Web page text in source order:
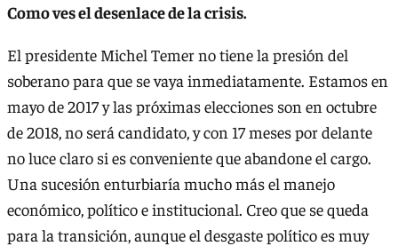
Como ves el desenlace de la crisis.
El presidente Michel Temer no tiene la presión del
soberano para que se vaya inmediatamente. Estamos en
mayo de 2017 y las próximas elecciones son en octubre
de 2018, no será candidato, y con 17 meses por delante
no luce claro si es conveniente que abandone el cargo.
Una sucesión enturbiaría mucho más el manejo
económico, político e institucional. Creo que se queda
para la transición, aunque el desgaste político es muy